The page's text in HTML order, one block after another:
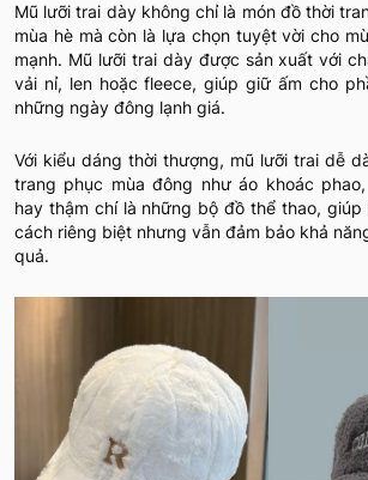
Mũ lưỡi trai dày không chỉ là món đồ thời
mùa hè mà còn là lựa chọn tuyệt vời cho
mạnh. Mũ lưỡi trai dày được sản xuất với
vải nỉ, len hoặc fleece, giúp giữ ấm cho
những ngày đông lạnh giá.
Với kiểu dáng thời thượng, mũ lưỡi trai dễ
trang phục mùa đông như áo khoác
hay thậm chí là những bộ đồ thể thao, giúp
cách riêng biệt nhưng vẫn đảm bảo khả
quả.